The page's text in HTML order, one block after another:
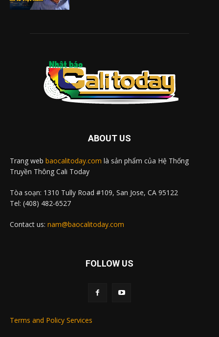
ABOUT US
Trang web baocalitoday.com là sản phẩm của Hệ Thống
Truyền Thông Cali Today
Tòa soạn: 1310 Tully Road #109, San Jose, CA 95122
Tel: (408) 482-6527
Contact us: nam@baocalitoday.com
FOLLOW US
Terms and Policy Services